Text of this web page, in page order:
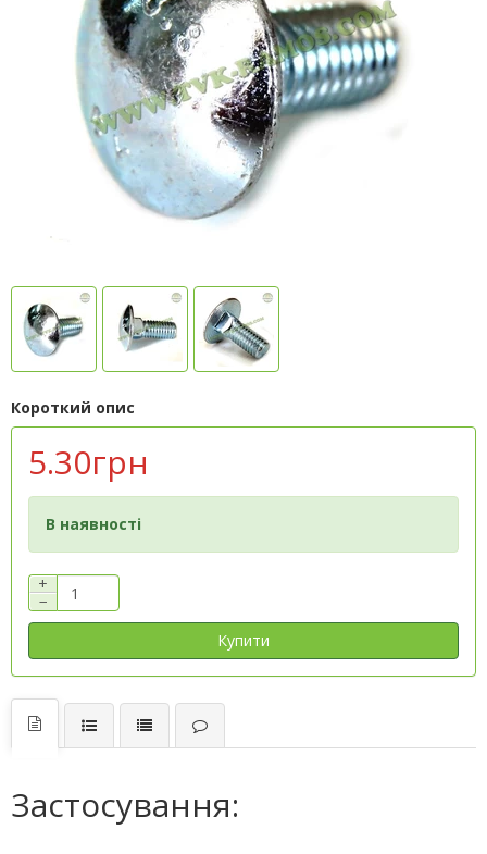
Короткий опис
5.30грн
В наявності
+
−
Купити
Застосування: